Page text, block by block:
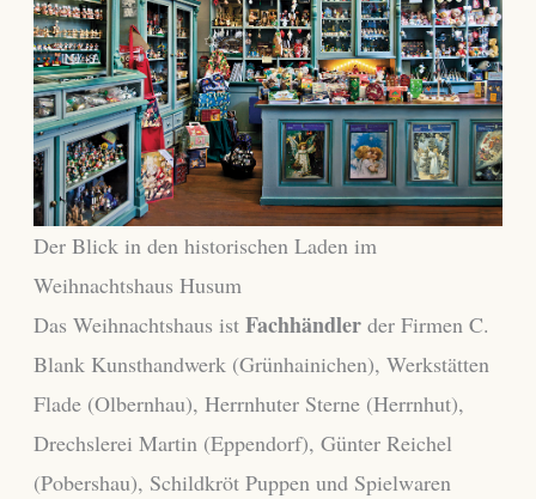
Der Blick in den historischen Laden im
Weihnachtshaus Husum
Das Weihnachtshaus ist Fachhändlerder Firmen C.
Blank Kunsthandwerk (Grünhainichen), Werkstätten
Flade (Olbernhau), Herrnhuter Sterne (Herrnhut),
Drechslerei Martin (Eppendorf), Günter Reichel
(Pobershau), Schildkröt Puppen und Spielwaren